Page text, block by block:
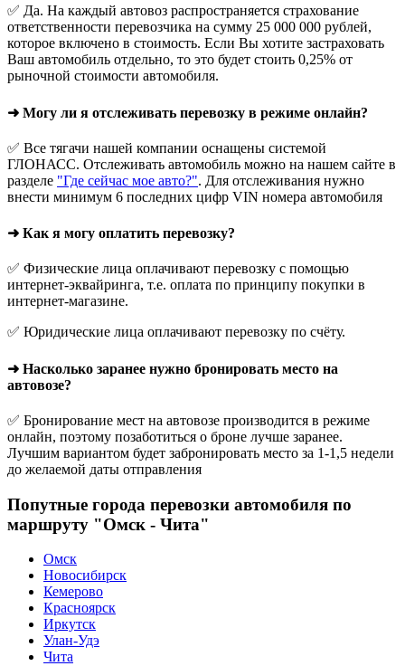
✅ Да. На каждый автовоз распространяется страхование
ответственности перевозчика на сумму 25 000 000 рублей,
которое включено в стоимость. Если Вы хотите застраховать
Ваш автомобиль отдельно, то это будет стоить 0,25% от
рыночной стоимости автомобиля.
➜ Могу ли я отслеживать перевозку в режиме онлайн?
✅ Все тягачи нашей компании оснащены системой
ГЛОНАСС. Отслеживать автомобиль можно на нашем сайте в
разделе "Где сейчас мое авто?". Для отслеживания нужно
внести минимум 6 последних цифр VIN номера автомобиля
➜ Как я могу оплатить перевозку?
✅ Физические лица оплачивают перевозку с помощью
интернет-эквайринга, т.е. оплата по принципу покупки в
интернет-магазине.
✅ Юридические лица оплачивают перевозку по счёту.
➜ Насколько заранее нужно бронировать место на
автовозе?
✅ Бронирование мест на автовозе производится в режиме
онлайн, поэтому позаботиться о броне лучше заранее.
Лучшим вариантом будет забронировать место за 1-1,5 недели
до желаемой даты отправления
Попутные города перевозки автомобиля по
маршруту "Омск - Чита"
Омск
Новосибирск
Кемерово
Красноярск
Иркутск
Улан-Удэ
Чита